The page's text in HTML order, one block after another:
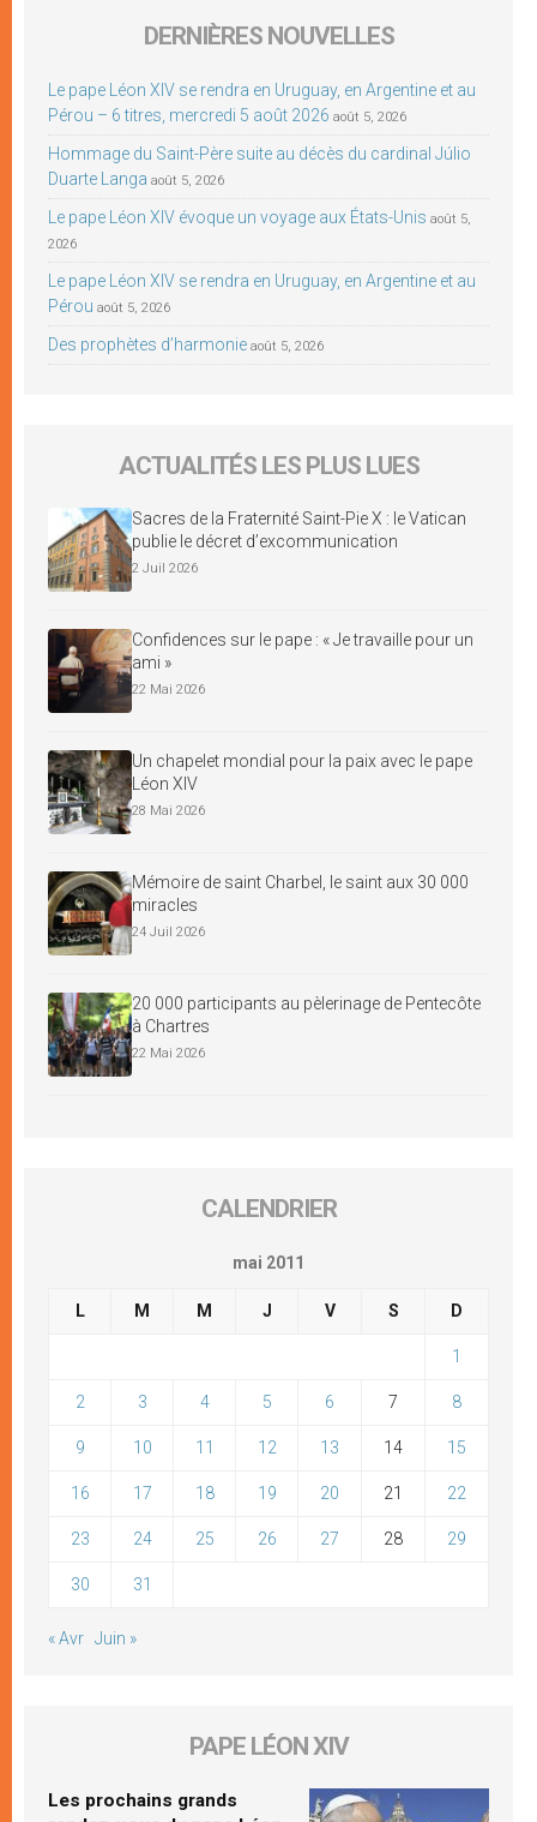
DERNIÈRES NOUVELLES
Le pape Léon XIV se rendra en Uruguay, en Argentine et au
Pérou – 6 titres, mercredi 5 août 2026 août 5, 2026
Hommage du Saint-Père suite au décès du cardinal Júlio
Duarte Langa août 5, 2026
Le pape Léon XIV évoque un voyage aux États-Unis août 5,
2026
Le pape Léon XIV se rendra en Uruguay, en Argentine et au
Pérou août 5, 2026
Des prophètes d’harmonie août 5, 2026
ACTUALITÉS LES PLUS LUES
Sacres de la Fraternité Saint-Pie X : le Vatican
publie le décret d’excommunication
2 Juil 2026
Confidences sur le pape : « Je travaille pour un
ami »
22 Mai 2026
Un chapelet mondial pour la paix avec le pape
Léon XIV
28 Mai 2026
Mémoire de saint Charbel, le saint aux 30 000
miracles
24 Juil 2026
20 000 participants au pèlerinage de Pentecôte
à Chartres
22 Mai 2026
CALENDRIER
mai 2011
L M M J V S D
1
2 3 4 5 6 7 8
9 10 11 12 13 14 15
16 17 18 19 20 21 22
23 24 25 26 27 28 29
30 31
« Avr Juin »
PAPE LÉON XIV
Les prochains grands